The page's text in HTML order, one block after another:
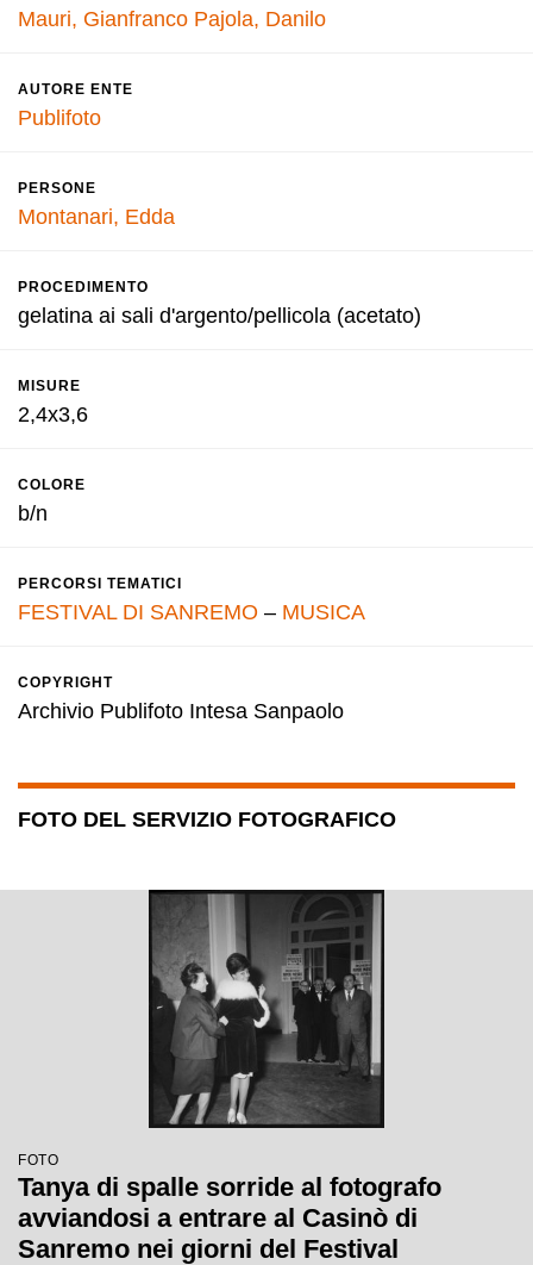
Mauri, Gianfranco Pajola, Danilo
AUTORE ENTE
Publifoto
PERSONE
Montanari, Edda
PROCEDIMENTO
gelatina ai sali d'argento/pellicola (acetato)
MISURE
2,4x3,6
COLORE
b/n
PERCORSI TEMATICI
FESTIVAL DI SANREMO – MUSICA
COPYRIGHT
Archivio Publifoto Intesa Sanpaolo
FOTO DEL SERVIZIO FOTOGRAFICO
FOTO
Tanya di spalle sorride al fotografo
avviandosi a entrare al Casinò di
Sanremo nei giorni del Festival